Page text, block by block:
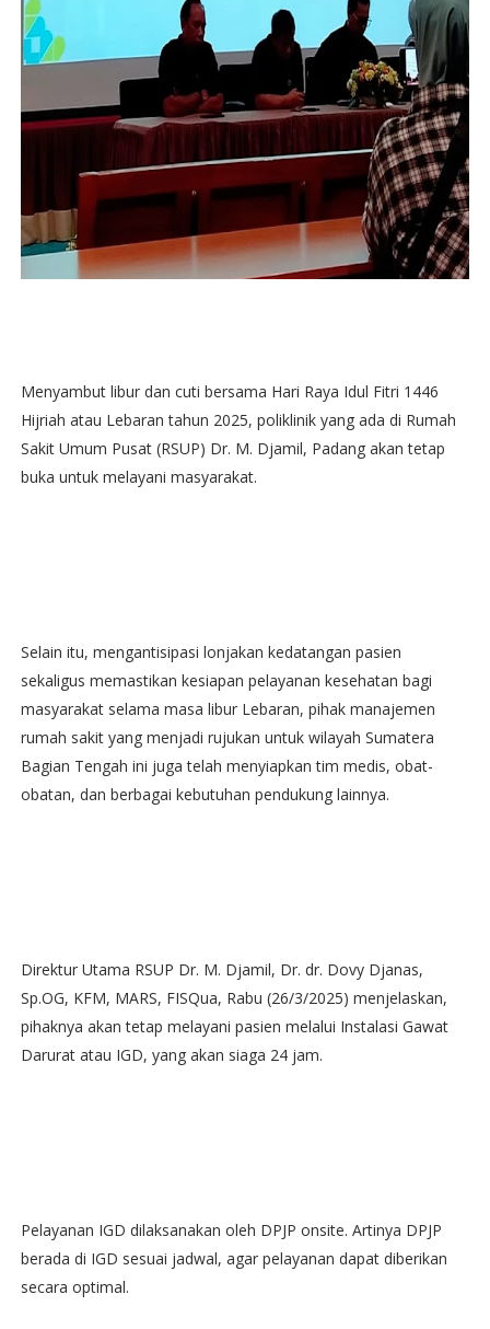
Menyambut libur dan cuti bersama Hari Raya Idul Fitri 1446
Hijriah atau Lebaran tahun 2025, poliklinik yang ada di Rumah
Sakit Umum Pusat (RSUP) Dr. M. Djamil, Padang akan tetap
buka untuk melayani masyarakat.
Selain itu, mengantisipasi lonjakan kedatangan pasien
sekaligus memastikan kesiapan pelayanan kesehatan bagi
masyarakat selama masa libur Lebaran, pihak manajemen
rumah sakit yang menjadi rujukan untuk wilayah Sumatera
Bagian Tengah ini juga telah menyiapkan tim medis, obat-
obatan, dan berbagai kebutuhan pendukung lainnya.
Direktur Utama RSUP Dr. M. Djamil, Dr. dr. Dovy Djanas,
Sp.OG, KFM, MARS, FISQua, Rabu (26/3/2025) menjelaskan,
pihaknya akan tetap melayani pasien melalui Instalasi Gawat
Darurat atau IGD, yang akan siaga 24 jam.
Pelayanan IGD dilaksanakan oleh DPJP onsite. Artinya DPJP
berada di IGD sesuai jadwal, agar pelayanan dapat diberikan
secara optimal.